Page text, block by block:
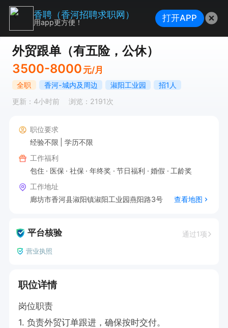
外贸跟单（有五险，公休）
3500-8000 元/月
全职 香河-城内及周边 淑阳工业园
招1人
更新：4小时前
浏览：2191次
职位要求
经验不限
学历不限
工作福利
包住
医保 社保 年终奖 节日福利 婚假
工龄奖
工作地址
廊坊市香河县淑阳镇淑阳工业园燕阳路3号
查看地图
平台核验 通过1项
营业执照
职位详情
岗位职责
1. 负责外贸订单跟进，确保按时交付。
香聘（香河招聘求职网）
用app更方便！ 打开APP